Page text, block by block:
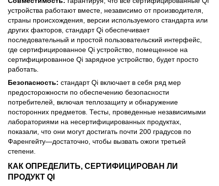
устройства работают вместе, независимо от производителя,
страны происхождения, версии используемого стандарта или
других факторов, стандарт Qi обеспечивает
последовательный и простой пользовательский интерфейс,
где сертифицированное Qi устройство, помещенное на
сертифицированное Qi зарядное устройство, будет просто
работать.
Безопасность: стандарт Qi включает в себя ряд мер
предосторожности по обеспечению безопасности
потребителей, включая теплозащиту и обнаружение
посторонних предметов. Тесты, проведенные независимыми
лабораториями на несертифицированных продуктах,
показали, что они могут достигать почти 200 градусов по
Фаренгейту—достаточно, чтобы вызвать ожоги третьей
степени.
КАК ОПРЕДЕЛИТЬ, СЕРТИФИЦИРОВАН ЛИ
ПРОДУКТ QI